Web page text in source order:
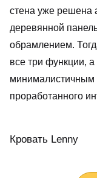
стена уже решена
деревянной
обрамлением.
все три функции, а
минималистичным
проработанного
Кровать Lenny